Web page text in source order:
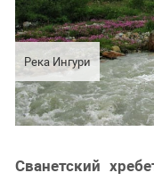
Река Ингури
Сванетский